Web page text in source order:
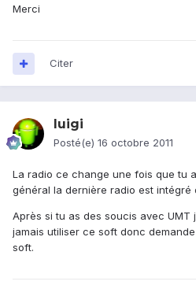
Merci
Citer
luigi
Posté(e) 16 octobre 2011
La radio ce change une fois que tu
général la dernière radio est intégré
Après si tu as des soucis avec
jamais utiliser ce soft donc
soft.